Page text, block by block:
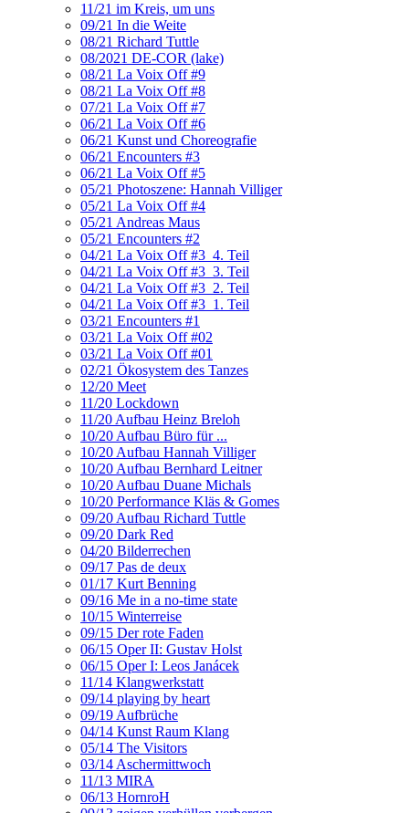
11/21 im Kreis, um uns
09/21 In die Weite
08/21 Richard Tuttle
08/2021 DE-COR (lake)
08/21 La Voix Off #9
08/21 La Voix Off #8
07/21 La Voix Off #7
06/21 La Voix Off #6
06/21 Kunst und Choreografie
06/21 Encounters #3
06/21 La Voix Off #5
05/21 Photoszene: Hannah Villiger
05/21 La Voix Off #4
05/21 Andreas Maus
05/21 Encounters #2
04/21 La Voix Off #3_4. Teil
04/21 La Voix Off #3_3. Teil
04/21 La Voix Off #3_2. Teil
04/21 La Voix Off #3_1. Teil
03/21 Encounters #1
03/21 La Voix Off #02
03/21 La Voix Off #01
02/21 Ökosystem des Tanzes
12/20 Meet
11/20 Lockdown
11/20 Aufbau Heinz Breloh
10/20 Aufbau Büro für ...
10/20 Aufbau Hannah Villiger
10/20 Aufbau Bernhard Leitner
10/20 Aufbau Duane Michals
10/20 Performance Kläs & Gomes
09/20 Aufbau Richard Tuttle
09/20 Dark Red
04/20 Bilderrechen
09/17 Pas de deux
01/17 Kurt Benning
09/16 Me in a no-time state
10/15 Winterreise
09/15 Der rote Faden
06/15 Oper II: Gustav Holst
06/15 Oper I: Leos Janácek
11/14 Klangwerkstatt
09/14 playing by heart
09/19 Aufbrüche
04/14 Kunst Raum Klang
05/14 The Visitors
03/14 Aschermittwoch
11/13 MIRA
06/13 HornroH